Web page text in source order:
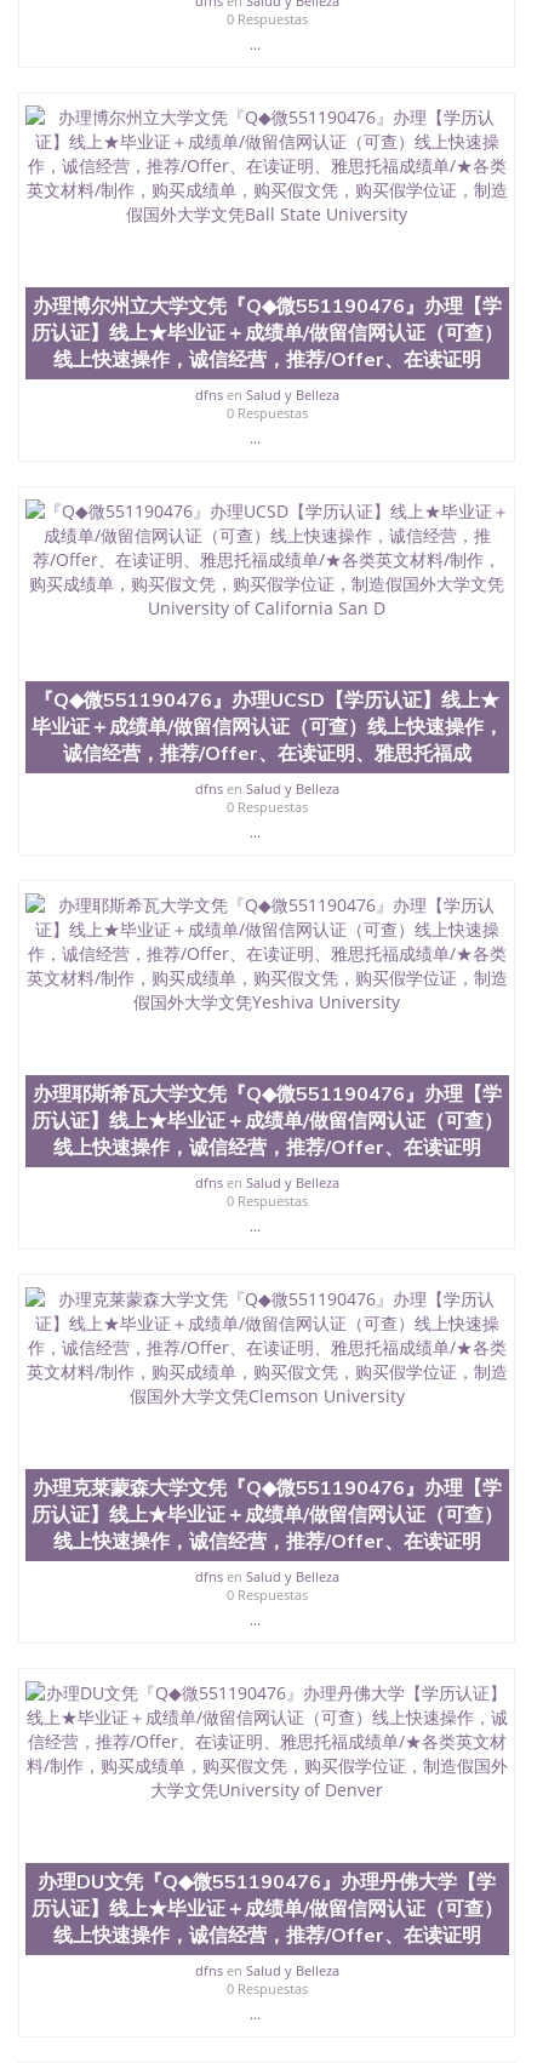
4、电子图做好发给客户确认； 5、电子图确认好转成
品部做成品； 6、成品做好拍照或者视频确认再付余
款； 7、快递给客户（国内顺丰，国外DHL）。 三、
（使馆认证），使馆网站真实存档可查。 3、留信网
真实可查认证办理，存档可查，终身受用。 四、办理
流程农业科学院、艺术与建筑学院、商学院、交流学
院、地球及物质科学院、教育学院、工程学院、健康
与人类发展学院、信息工程与科学学院、人文学院、
约大学为学生们提供本科、硕士及博士学位。学校的
专业课程包括：会计学、MBA、财务、教育、建筑工
程、经济、医学、护理、文学、音乐、生物学、统计
学、美术、电子工程、天文学、农业、环境污染控
制、历史、电气工程、生物工程、建筑设计、工商管
理、材料科学、机械工程、航天工程、土木工程、数
学、化学、英语、社会科学、心理学、戏剧、市场营
销、机械工程、计算机科学、物理学、人工智能、商
材料； 3、留服注册申请账号，付定金； 4、预约递
交时间，公司人员陪同客户本人一起去留服递交材
料； 5、等待结果，完成结果书留服直接邮寄给客户
6、客户确认收到结果，付余款。 我们对海外大学及
学院的毕业证成绩单所使用的材料，尺寸大小，防伪
对照。质量得到了广大海外客户群体的认可，同时和
海外学校留学中介， 同时能做到与时俱进，及时掌握
各大院校的（毕业证，成绩单，资格证，学生卡，结
业证，录取通知书，在读证明等相关材料）的版本更
新信息， 能够在时间掌握的海外学历文凭的样版，尺
寸大小，纸张材质，防伪技术等等，并在时间收集到
原版实物，以求达到客户的需求。 我们的优势： 我
咨询顾问：Sam q/微信:551190476 Q/微
信:551190476办理毕业证成绩单、教育部认证,录取通
知书，雅思，留学回国证明.
公司专业制作、办理、仿制、成绩单文凭、改成绩、
教育部学历学位认证、毕业证、成绩单、文凭、学历
证认证、留服认证、使馆认证、使馆证明、使馆留学
回国人员证明、留学生认证、学历认证、文凭认证学
位认证、留学生学历认证、留学生学位认证、英国文
凭学历、美国文凭学历、澳洲文凭学历、加拿大文凭
学历、新西兰学历认证等q:551190476 微信：
551190476 圣何塞州立大学毕业证（San Jose State
University）圣何塞州立大学成绩单（ San Jose State
University）圣何塞州立大学成绩单（San Jose State
University）成绩单圣何塞州立大学文凭（San Jose
State University）圣何塞州立大学（San Jose State
University）圣何塞州立大学（San Jose State
University）圣何塞州立大学（ San Jose State
University）圣何塞州立大学文凭（San Jose State
University）文凭圣何塞州立大学文凭（San Jose
State University）圣何塞州立大学学历（ San Jose
State University）圣何塞州立大学学历（San Jose
State University）圣何塞州立大学学历（San Jose
State University）圣 塞州立大学学历（San Jose
University）圣何塞州立大学（San Jose State
University）圣何塞州立大学学位证（San Jose State
University）圣何塞州立大学学位证（San Jose State
University）圣何塞州立大学学位证（San Jose State
University）圣何塞州立大学（San Jose State
University）圣何塞州立大学（San Jose State
University）圣何塞州立大学学位证（San Jose State
University）圣何塞州立大学学位证（San Jose State
University）圣何塞州立大学结业证（San Jose State
University）圣何塞州立大学结业证（San Jose State
University）圣何塞州立大学结业证（San Jose State
University）圣何塞州立大学学位证（San Jose State
0 Respuestas
...
办理博尔州立大学文凭『Q◆微551190476』办理【学
历认证】线上★毕业证＋成绩单/做留信网认证（可查）
线上快速操作，诚信经营，推荐/Offer、在读证明
dfnsen Salud y Belleza
0 Respuestas
...
『Q◆微551190476』办理UCSD【学历认证】线上★
毕业证＋成绩单/做留信网认证（可查）线上快速操作，
诚信经营，推荐/Offer、在读证明、雅思托福成
dfnsen Salud y Belleza
0 Respuestas
...
办理耶斯希瓦大学文凭『Q◆微551190476』办理【学
历认证】线上★毕业证＋成绩单/做留信网认证（可查）
线上快速操作，诚信经营，推荐/Offer、在读证明
dfnsen Salud y Belleza
0 Respuestas
...
办理克莱蒙森大学文凭『Q◆微551190476』办理【学
历认证】线上★毕业证＋成绩单/做留信网认证（可查）
线上快速操作，诚信经营，推荐/Offer、在读证明
dfnsen Salud y Belleza
0 Respuestas
...
办理DU文凭『Q◆微551190476』办理丹佛大学【学
历认证】线上★毕业证＋成绩单/做留信网认证（可查）
线上快速操作，诚信经营，推荐/Offer、在读证明
dfnsen Salud y Belleza
0 Respuestas
...